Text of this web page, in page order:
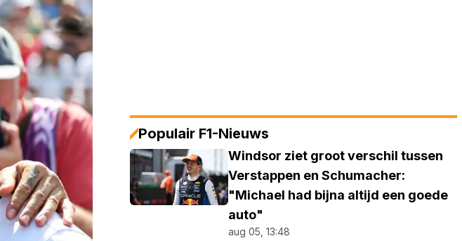
Populair F1-Nieuws
Windsor ziet groot verschil tussen
Verstappen en Schumacher:
"Michael had bijna altijd een goede
auto"
aug 05, 13:48